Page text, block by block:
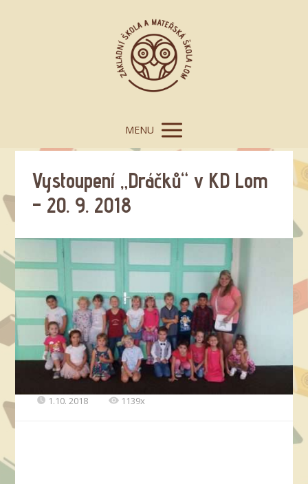
MENU
Vystoupení „Dráčků“ v KD Lom
– 20. 9. 2018
1.10. 2018 1139x